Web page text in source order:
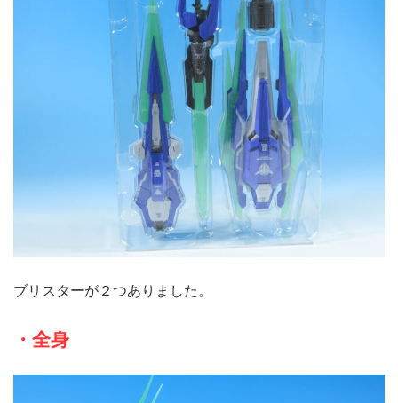
ブリスターが２つありました。
・全身